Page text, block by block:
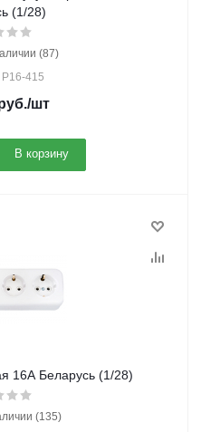
(1/28)
(87)
Р16-415
/шт
В корзину
16А Беларусь (1/28)
(135)